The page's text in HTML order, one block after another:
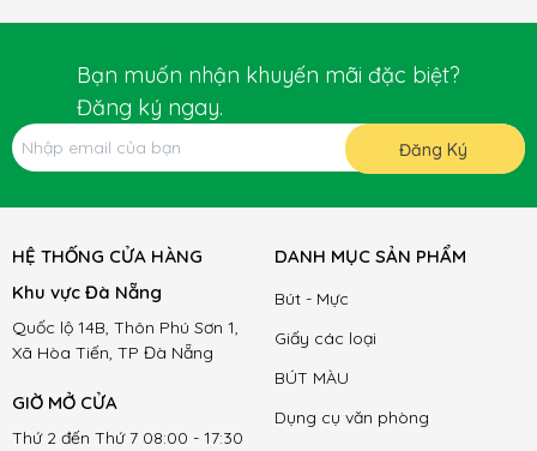
Bạn muốn nhận khuyến mãi đặc biệt?
Đăng ký ngay.
Đăng Ký
HỆ THỐNG CỬA HÀNG
Khu vực Đà Nẵng
Quốc lộ 14B, Thôn Phú Sơn 1,
Xã Hòa Tiến, TP Đà Nẵng
GIỜ MỞ CỬA
Thứ 2 đến Thứ 7 08:00 - 17:30
DANH MỤC SẢN PHẨM
Bút - Mực
Giấy các loại
BÚT MÀU
Dụng cụ văn phòng